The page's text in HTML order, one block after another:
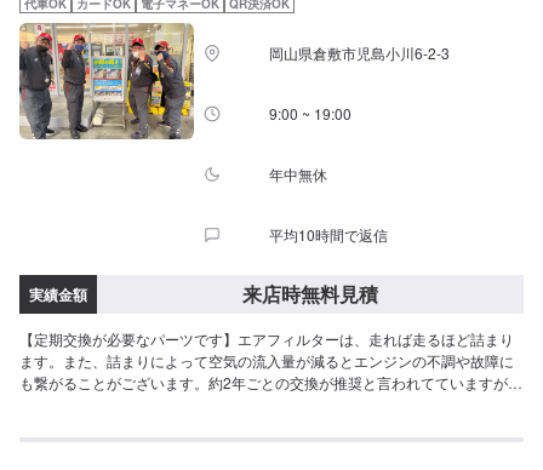
代車OK カードOK 電子マネーOK QR決済OK
岡山県倉敷市児島小川6-2-3
9:00 ~ 19:00
年中無休
平均10時間で返信
実績金額 来店時無料見積
【定期交換が必要なパーツです】エアフィルターは、走れば走るほど詰まり
ます。また、詰まりによって空気の流入量が減るとエンジンの不調や故障に
も繋がることがございます。約2年ごとの交換が推奨と言われてていますが、
ございます。気になる方はご相談をお待ちしております。